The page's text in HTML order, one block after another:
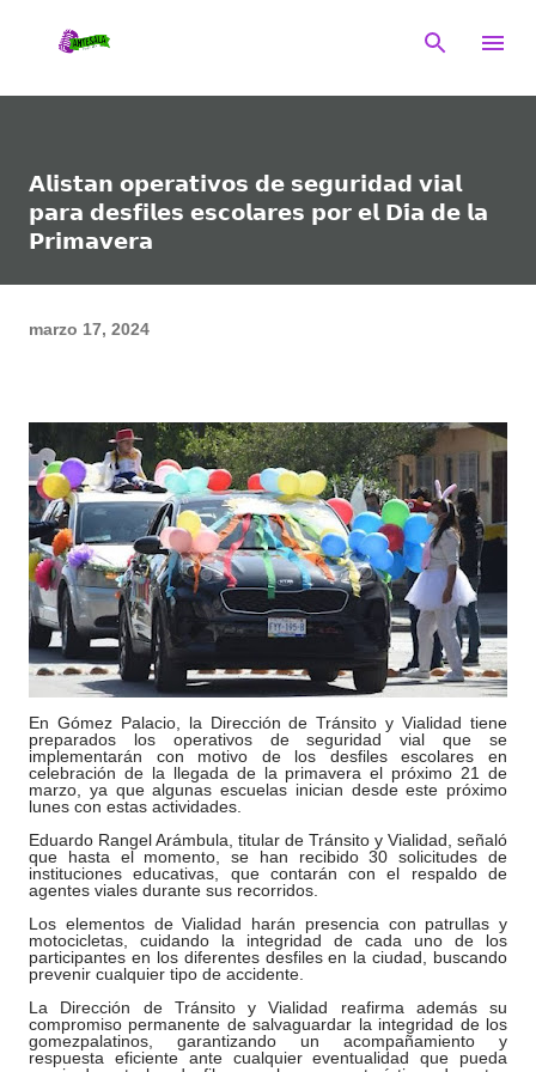
𝗔𝗹𝗶𝘀𝘁𝗮𝗻 𝗼𝗽𝗲𝗿𝗮𝘁𝗶𝘃𝗼𝘀 𝗱𝗲 𝘀𝗲𝗴𝘂𝗿𝗶𝗱𝗮𝗱 𝘃𝗶𝗮𝗹
𝗽𝗮𝗿𝗮 𝗱𝗲𝘀𝗳𝗶𝗹𝗲𝘀 𝗲𝘀𝗰𝗼𝗹𝗮𝗿𝗲𝘀 𝗽𝗼𝗿 𝗲𝗹 𝗗𝗶́𝗮 𝗱𝗲 𝗹𝗮
𝗣𝗿𝗶𝗺𝗮𝘃𝗲𝗿𝗮
marzo 17, 2024
En Gómez Palacio, la Dirección de Tránsito y Vialidad tiene
preparados los operativos de seguridad vial que se
implementarán con motivo de los desfiles escolares en
celebración de la llegada de la primavera el próximo 21 de
marzo, ya que algunas escuelas inician desde este próximo
lunes con estas actividades.
Eduardo Rangel Arámbula, titular de Tránsito y Vialidad, señaló
que hasta el momento, se han recibido 30 solicitudes de
instituciones educativas, que contarán con el respaldo de
agentes viales durante sus recorridos.
Los elementos de Vialidad harán presencia con patrullas y
motocicletas, cuidando la integridad de cada uno de los
participantes en los diferentes desfiles en la ciudad, buscando
prevenir cualquier tipo de accidente.
La Dirección de Tránsito y Vialidad reafirma además su
compromiso permanente de salvaguardar la integridad de los
gomezpalatinos, garantizando un acompañamiento y
respuesta eficiente ante cualquier eventualidad que pueda